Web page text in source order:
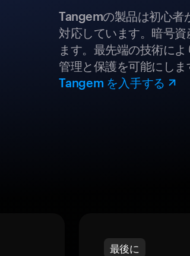
Tangemの製品は初心者
対応しています。暗号
ます。最先端の技術に
管理と保護を可能にしま
Tangem を入手する
最後に